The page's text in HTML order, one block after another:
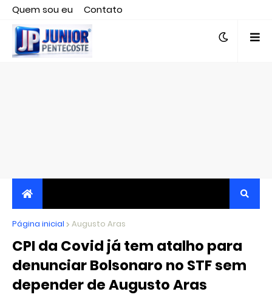
Quem sou eu
Contato
Editor responsável, jornalista Clovis Almeida.
JORNALISMO INDEPENDENTE, TRANSPARENTE E
CRÍTICO
Página inicial Augusto Aras
CPI da Covid já tem atalho para
denunciar Bolsonaro no STF sem
depender de Augusto Aras